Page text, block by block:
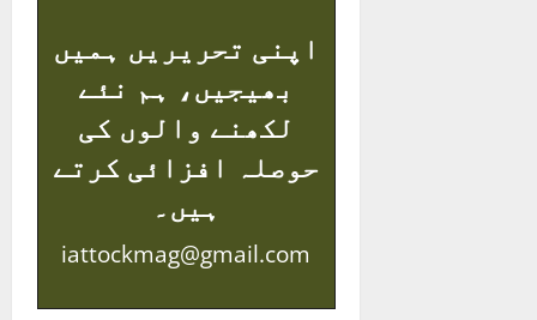
اپنی تحریریں ہمیں
بھیجیں، ہم نئے
لکھنے والوں کی
حوصلہ افزائی کرتے
ہیں۔
iattockmag@gmail.com